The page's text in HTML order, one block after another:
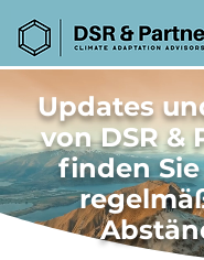
Updates
von DSR &
finden